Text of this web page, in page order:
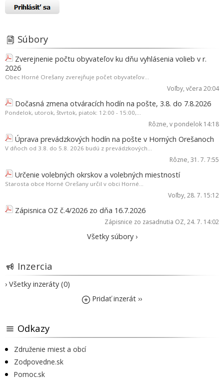
Súbory
Zverejnenie počtu obyvateľov ku dňu vyhlásenia volieb v r.
2026
Obec Horné Orešany zverejňuje počet obyvateľov...
Voľby, včera 20:04
Dočasná zmena otváracích hodín na pošte, 3.8. do 7.8.2026
Pondelok, utorok, štvrtok, piatok: 12:00 - 15:00,...
Rôzne, v pondelok 14:18
Úprava prevádzkových hodín na pošte v Horných Orešanoch
V dňoch od 3.8. do 5.8. 2026 budú z prevádzkových...
Rôzne, 31. 7. 7:55
Určenie volebných okrskov a volebných miestností
Starosta obce Horné Orešany určil v obci Horné...
Voľby, 28. 7. 15:12
Zápisnica OZ č.4/2026 zo dňa 16.7.2026
Zápisnice zo zasadnutia OZ, 24. 7. 14:02
Všetky súbory ›
Inzercia
› Všetky inzeráty (0)
Pridať inzerát ››
Odkazy
Združenie miest a obcí
Zodpovedne.sk
Pomoc.sk